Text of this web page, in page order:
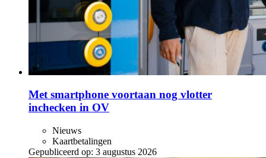
Met smartphone voortaan nog vlotter
inchecken in OV
Nieuws
Kaartbetalingen
Gepubliceerd op: 3 augustus 2026